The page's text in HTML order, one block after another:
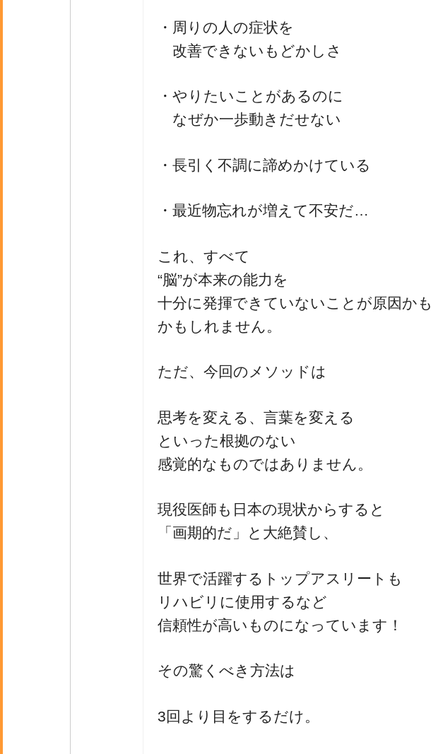
・周りの人の症状を
改善できないもどかしさ
・やりたいことがあるのに
なぜか一歩動きだせない
・長引く不調に諦めかけている
・最近物忘れが増えて不安だ…
これ、すべて
“脳”が本来の能力を
十分に発揮できていないことが原因かも
かもしれません。
ただ、今回のメソッドは
思考を変える、言葉を変える
といった根拠のない
感覚的なものではありません。
現役医師も日本の現状からすると
「画期的だ」と大絶賛し、
世界で活躍するトップアスリートも
リハビリに使用するなど
信頼性が高いものになっています！
その驚くべき方法は
3回より目をするだけ。